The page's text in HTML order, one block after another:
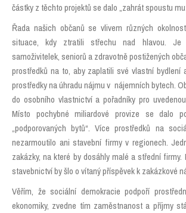
částky z těchto projektů se dalo „zahrát spoustu
Řada našich občanů se vlivem různých
situace, kdy ztratili střechu nad hlavou.
samoživitelek, seniorů a zdravotně postižených
prostředků na to, aby zaplatili své vlastní bydlení
prostředky na úhradu nájmu v nájemních bytech.
do osobního vlastnictví a pořadníky pro
Místo pochybné miliardové provize se dalo
„podporovaných bytů“. Více prostředků na
nezarmoutilo ani stavební firmy v regionech.
zakázky, na které by dosáhly malé a střední firmy.
stavebnictví by šlo o vítaný příspěvek k zakázkové
Věřím, že sociální demokracie podpoří
ekonomiky, zvedne tím zaměstnanost a příjmy